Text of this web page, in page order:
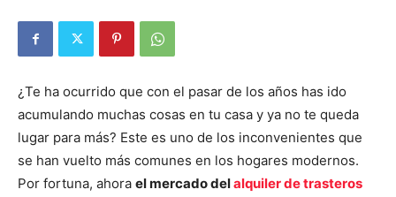
¿Te ha ocurrido que con el pasar de los años has ido
acumulando muchas cosas en tu casa y ya no te queda
lugar para más? Este es uno de los inconvenientes que
se han vuelto más comunes en los hogares modernos.
Por fortuna, ahora el mercado delalquiler de trasteros